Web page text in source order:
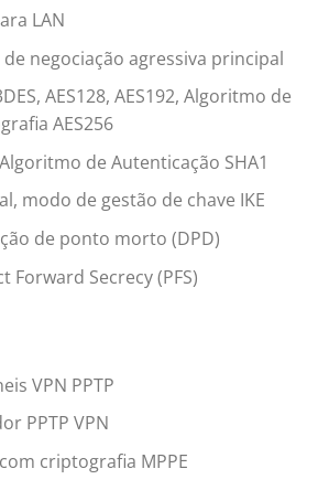
LAN
negociação agressiva principal
AES128, AES192, Algoritmo de
AES256
de Autenticação SHA1
modo de gestão de chave IKE
de ponto morto (DPD)
Forward Secrecy (PFS)
VPN PPTP
PPTP VPN
criptografia MPPE